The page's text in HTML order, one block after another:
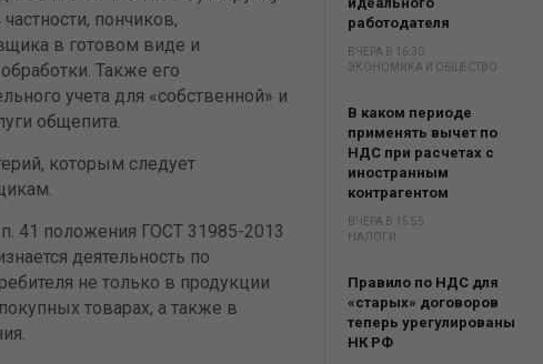
пончиков,
в готовом виде и
Также его
учета для «собственной» и
общепита.
которым следует
41 положения ГОСТ 31985-2013
деятельность по
не только в продукции
товарах, а также в
работодателя
ВЧЕРА В 16:30
ЭКОНОМИКА И ОБЩЕСТВО
В каком периоде
применять вычет по
НДС при расчетах с
иностранным
контрагентом
ВЧЕРА В 15:55
НАЛОГИ
Правило по НДС для
«старых» договоров
теперь урегулированы
НК РФ